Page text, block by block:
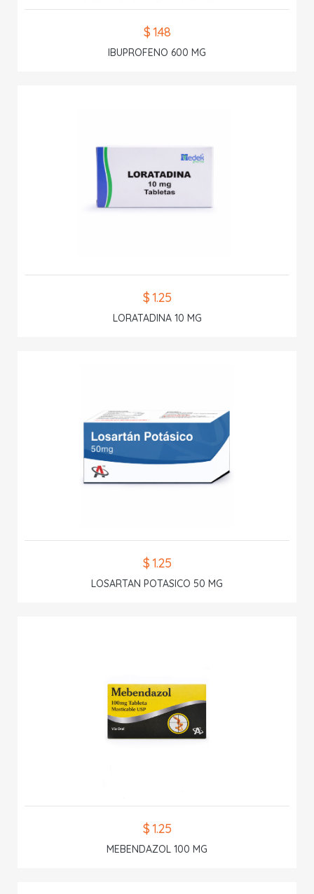
$ 1.48
IBUPROFENO 600 MG
$ 1.25
LORATADINA 10 MG
$ 1.25
LOSARTAN POTASICO 50 MG
$ 1.25
MEBENDAZOL 100 MG